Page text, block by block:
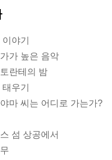
이야기
가 높은 음악
란테의 밤
태우기
마 씨는 어디로 가는가?
섬 상공에서